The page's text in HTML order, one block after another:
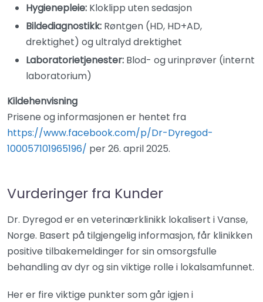
Hygienepleie: Kloklipp uten sedasjon
Bildediagnostikk: Røntgen (HD, HD+AD,
drektighet) og ultralyd drektighet
Laboratorietjenester: Blod- og urinprøver (internt
laboratorium)
Kildehenvisning
Prisene og informasjonen er hentet fra
https://www.facebook.com/p/Dr-Dyregod-
100057101965196/ per 26. april 2025.
Vurderinger fra Kunder
Dr. Dyregod er en veterinærklinikk lokalisert i Vanse,
Norge. Basert på tilgjengelig informasjon, får klinikken
positive tilbakemeldinger for sin omsorgsfulle
behandling av dyr og sin viktige rolle i lokalsamfunnet.
Her er fire viktige punkter som går igjen i